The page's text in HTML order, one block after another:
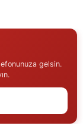
gelsin.